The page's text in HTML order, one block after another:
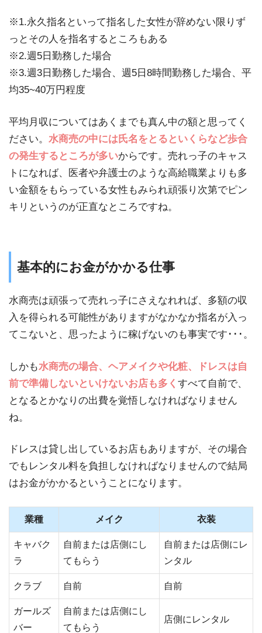
※1.永久指名といって指名した女性が辞めない限りず
っとその人を指名するところもある
※2.週5日勤務した場合
※3.週3日勤務した場合、週5日8時間勤務した場合、平
均35~40万円程度
平均月収についてはあくまでも真ん中の額と思ってく
ださい。 水商売の中には氏名をとるといくらなど歩合
の発生するところが多いからです。売れっ子のキャス
トになれば、医者や弁護士のような高給職業よりも多
い金額をもらっている女性もみられ頑張り次第でピン
キリというのが正直なところですね。
基本的にお金がかかる仕事
水商売は頑張って売れっ子にさえなれれば、多額の収
入を得られる可能性がありますがなかなか指名が入っ
てこないと、思ったように稼げないのも事実です･･･。
しかも水商売の場合、ヘアメイクや化粧、ドレスは自
前で準備しないといけないお店も多く すべて自前で、
となるとかなりの出費を覚悟しなければなりません
ね。
ドレスは貸し出しているお店もありますが、その場合
でもレンタル料を負担しなければなりませんので結局
はお金がかかるということになります。
業種 メイク 衣装
キャバク
ラ
自前または店側にし
てもらう
自前または店側にレ
ンタル
クラブ 自前 自前
ガールズ
バー
自前または店側にし
てもらう
店側にレンタル